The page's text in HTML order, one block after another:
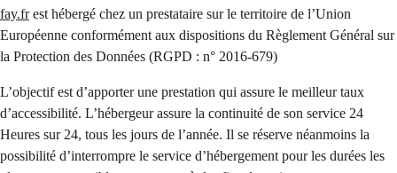
fay.frest hébergé chez un prestataire sur le territoire de l’Union
Européenne conformément aux dispositions du Règlement Général sur
la Protection des Données (RGPD : n° 2016-679)
L’objectif est d’apporter une prestation qui assure le meilleur taux
d’accessibilité. L’hébergeur assure la continuité de son service 24
Heures sur 24, tous les jours de l’année. Il se réserve néanmoins la
possibilité d’interrompre le service d’hébergement pour les durées les